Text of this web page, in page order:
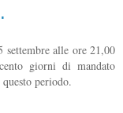
alle ore 21,00
giorni di mandato
periodo.